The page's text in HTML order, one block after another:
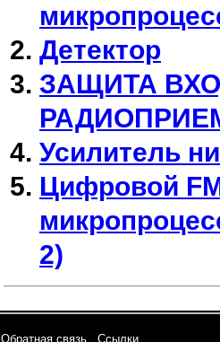
Детектор
ЗАЩИТА
Усилитель
Цифровой
2)
Обратная связь Ссылки